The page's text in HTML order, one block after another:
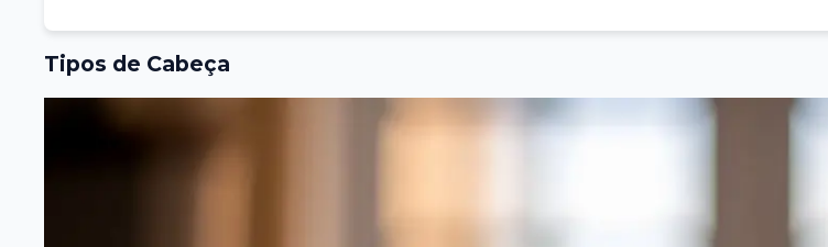
Tipos de Cabeça